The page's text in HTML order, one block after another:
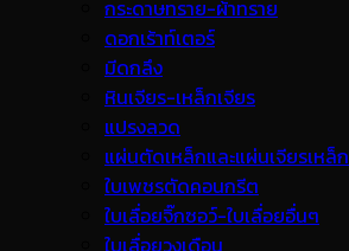
กระดาษทราย-ผ้าทราย
ดอกเร้าท์เตอร์
มีดกลึง
หินเจียร-เหล็กเจียร
แปรงลวด
แผ่นตัดเหล็กและแผ่นเจียรเหล็ก
ใบเพชรตัดคอนกรีต
ใบเลื่อยจิ๊กซอว์-ใบเลื่อยอื่นๆ
ใบเลื่อยวงเดือน